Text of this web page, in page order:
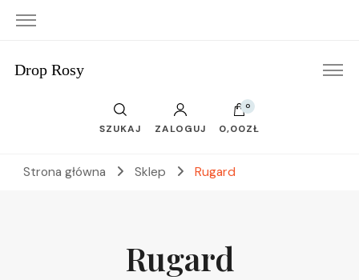
Drop Rosy
SZUKAJ ZALOGUJ
0
0,00ZŁ
Strona główna Sklep Rugard
Rugard